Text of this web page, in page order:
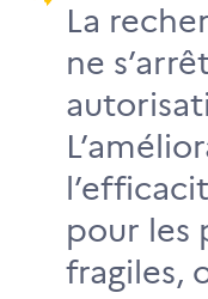
La
ne
pour les
fragiles,